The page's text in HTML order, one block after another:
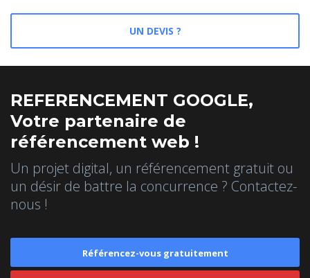
UN DEVIS ?
REFERENCEMENT GOOGLE,
Votre partenaire de
référencement web !
Un projet digital, un référencement gratuit ou
un désir de battre la concurrence ? Contactez-
nous !
Référencez-vous gratuitement